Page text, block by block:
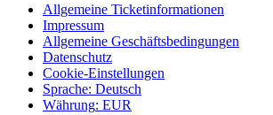
Allgemeine Ticketinformationen
Impressum
Allgemeine Geschäftsbedingungen
Datenschutz
Cookie-Einstellungen
Sprache: Deutsch
Währung: EUR